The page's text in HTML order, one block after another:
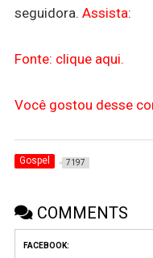
seguidora. Assista:
Fonte: clique aqui.
Você gostou desse
Gospel 7197
COMMENTS
FACEBOOK: